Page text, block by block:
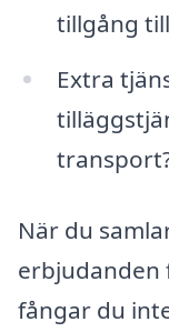
tillgång
Extra
När du
erbjudanden
fångar du